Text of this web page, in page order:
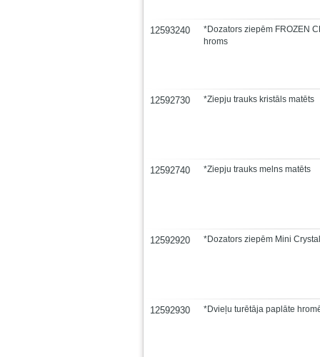
12593240
*Dozators ziepēm FROZEN
hroms
12592730 *Ziepju trauks kristāls matēts
12592740 *Ziepju trauks melns matēts
12592920 *Dozators ziepēm Mini
12592930 *Dvieļu turētāja paplāte